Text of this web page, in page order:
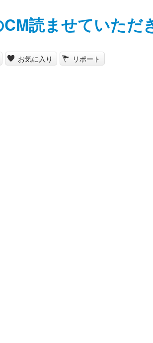
読ませていただ
お気に入り リポート